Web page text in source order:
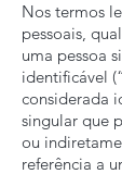
Nos termos
pessoais,
uma pessoa
identificável
considerada
singular que
ou
referência a